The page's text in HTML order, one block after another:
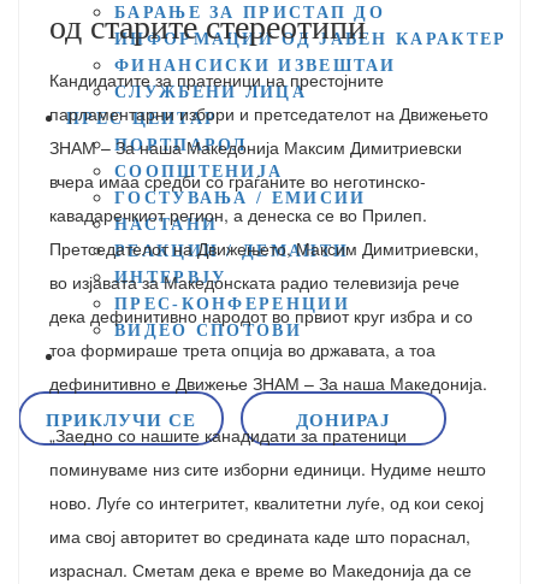
БАРАЊЕ ЗА ПРИСТАП ДО
ИНФОРМАЦИИ ОД ЈАВЕН КАРАКТЕР
ФИНАНСИСКИ ИЗВЕШТАИ
СЛУЖБЕНИ ЛИЦА
ПРЕС ЦЕНТАР
ПОРТПАРОЛ
СООПШТЕНИЈА
ГОСТУВАЊА / ЕМИСИИ
НАСТАНИ
РЕАКЦИИ / ДЕМАНТИ
ИНТЕРВЈУ
ПРЕС-КОНФЕРЕНЦИИ
ВИДЕО СПОТОВИ
ПРИКЛУЧИ СЕ ДОНИРАЈ
од старите стереотипи
Кандидатите за пратеници на престојните
парламентарни избори и претседателот на Движењето
ЗНАМ – За наша Македонија Максим Димитриевски
вчера имаа средби со граѓаните во неготинско-
кавадаречкиот регион, а денеска се во Прилеп.
Претседателот на Движењето, Максим Димитриевски,
во изјавата за Македонската радио телевизија рече
дека дефинитивно народот во првиот круг избра и со
тоа формираше трета опција во државата, а тоа
дефинитивно е Движење ЗНАМ – За наша Македонија.
„Заедно со нашите канадидати за пратеници
поминуваме низ сите изборни единици. Нудиме нешто
ново. Луѓе со интегритет, квалитетни луѓе, од кои секој
има свој авторитет во средината каде што пораснал,
израснал. Сметам дека е време во Македонија да се